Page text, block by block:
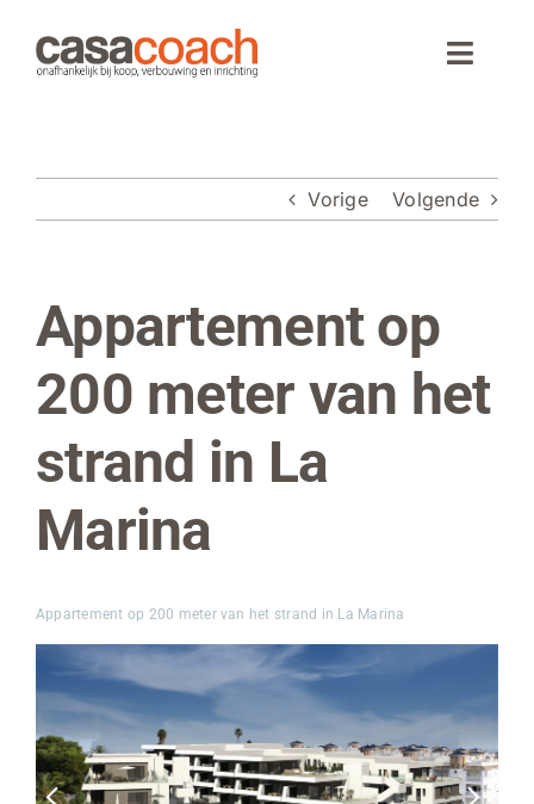
naar
inhoud
Toggle
Wonen in Spanje
Webinar
Over CasaCoach
Vorige Volgende
Bekijk
grotere
afbeelding
Appartement op
200 meter van het
strand in La
Marina
Appartement op 200 meter van het strand in La Marina